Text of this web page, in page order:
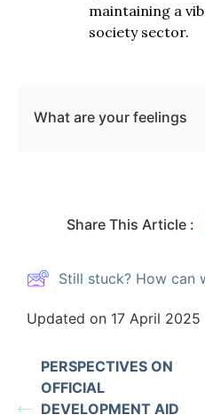
maintaining a
society sector.
What are your feelings
Share This Article :
Still stuck? How can
Updated on 17 April 2025
PERSPECTIVES ON
OFFICIAL
DEVELOPMENT AID